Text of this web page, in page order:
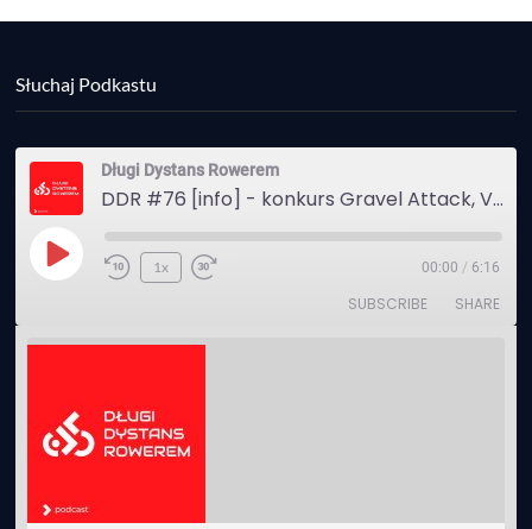
Słuchaj Podkastu
Długi Dystans Rowerem
DDR #76 [info] - konkurs Gravel Attack, Varmia Gravel, Bike Expo, Inspire India Ultra Race
Play
1x 00:00 / 6:16
SUBSCRIBE SHARE